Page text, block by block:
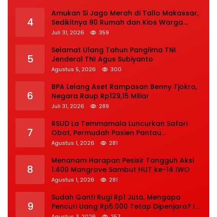
4
Amukan Si Jago Merah di Tallo Makassar,
Sedikitnya 80 Rumah dan Kios Warga
Hangus, Pemadaman Berlangsung Tiga
Juli 31, 2026 359
5
Selamat Ulang Tahun Panglima TNI
Jenderal TNI Agus Subiyanto
Agustus 5, 2026 300
6
BPA Lelang Aset Rampasan Benny Tjokro,
Negara Raup Rp129,15 Miliar
Juli 31, 2026 289
7
RSUD La Temmamala Luncurkan Safari
Obat, Permudah Pasien Pantau
Penyelesaian Resep Secara Real Time
Agustus 1, 2026 281
8
Menanam Harapan Pesisir Tangguh Aksi
1.400 Mangrove Sambut HUT ke-14 IWO
Agustus 1, 2026 281
9
Sudah Ganti Rugi Rp1 Juta, Mengapa
Pencuri Uang Rp5.000 Tetap Dipenjara? Ini